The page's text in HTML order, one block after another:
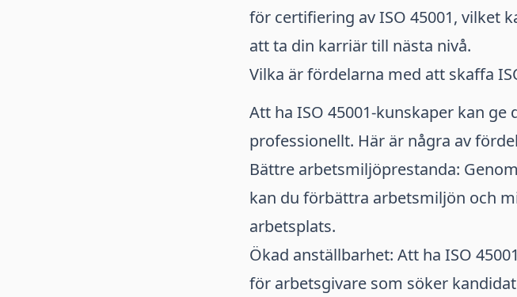
för certifiering av ISO 45001, vilket
att ta din karriär till nästa nivå.
Vilka är fördelarna med att skaffa
Att ha ISO 45001-kunskaper kan
professionellt. Här är några av
Bättre arbetsmiljöprestanda:
kan du förbättra arbetsmiljön och
arbetsplats.
Ökad anställbarhet: Att ha ISO
för arbetsgivare som söker